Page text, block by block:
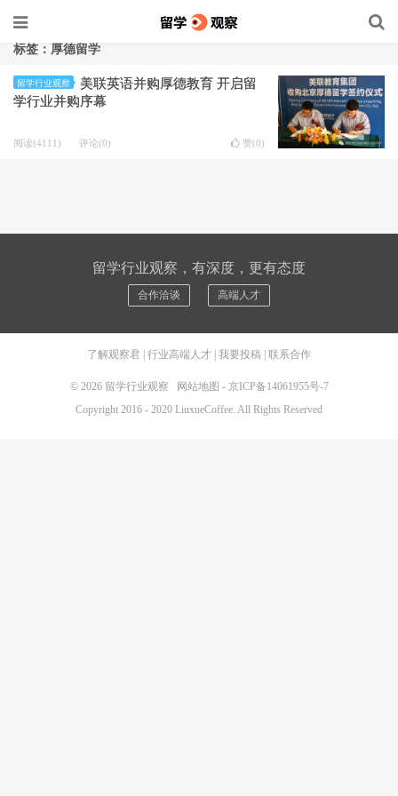
标签：厚德留学
留学行业观察
美联英语并购厚德教育 开启留
学行业并购序幕
阅读(4111) 评论(0) 赞(0)
留学行业观察，有深度，更有态度
合作洽谈 高端人才
了解观察君 行业高端人才 我要投稿 联系合作
© 2026 留学行业观察 网站地图 - 京ICP备14061955号-7
Copyright 2016 - 2020 LiuxueCoffee. All Rights Reserved